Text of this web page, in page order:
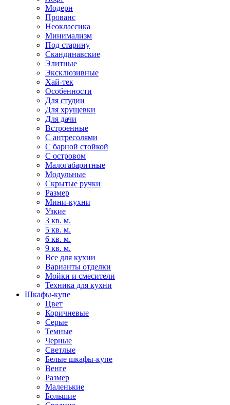
Модерн
Прованс
Неоклассика
Минимализм
Под старину
Скандинавские
Элитные
Эксклюзивные
Хай-тек
Особенности
Для студии
Для хрущевки
Для дачи
Встроенные
С антресолями
С барной стойкой
С островом
Малогабаритные
Модульные
Скрытые ручки
Размер
Мини-кухни
Узкие
3 кв. м.
5 кв. м.
6 кв. м.
9 кв. м.
Все для кухни
Варианты отделки
Мойки и смесители
Техника для кухни
Шкафы-купе
Цвет
Коричневые
Серые
Темные
Черные
Светлые
Белые шкафы-купе
Венге
Размер
Маленькие
Большие